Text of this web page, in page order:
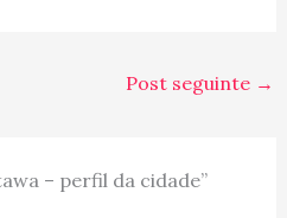
Post seguinte →
– perfil da cidade”